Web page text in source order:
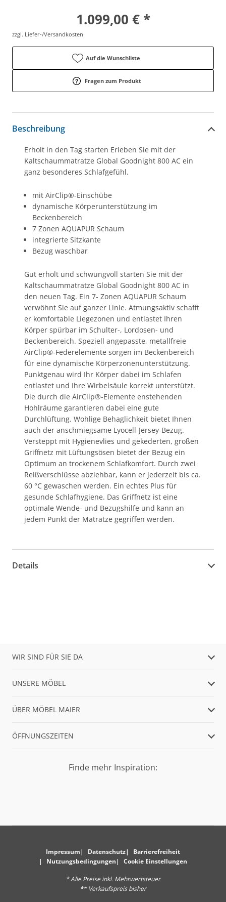
1.099,00 € *
zzgl. Liefer-/Versandkosten
Auf die Wunschliste
Fragen zum Produkt
Beschreibung
Erholt in den Tag starten Erleben Sie mit der
Kaltschaummatratze Global Goodnight 800 AC ein
ganz besonderes Schlafgefühl.
mit AirClip®-Einschübe
dynamische Körperunterstützung im
Beckenbereich
7 Zonen AQUAPUR Schaum
integrierte Sitzkante
Bezug waschbar
Gut erholt und schwungvoll starten Sie mit der
Kaltschaummatratze Global Goodnight 800 AC in
den neuen Tag. Ein 7- Zonen AQUAPUR Schaum
verwöhnt Sie auf ganzer Linie. Atmungsaktiv schafft
er komfortable Liegezonen und entlastet Ihren
Körper spürbar im Schulter-, Lordosen- und
Beckenbereich. Speziell angepasste, metallfreie
AirClip®-Federelemente sorgen im Beckenbereich
für eine dynamische Körperzonenunterstützung.
Punktgenau wird Ihr Körper dabei im Schlafen
entlastet und Ihre Wirbelsäule korrekt unterstützt.
Die durch die AirClip®-Elemente enstehenden
Hohlräume garantieren dabei eine gute
Durchlüftung. Wohlige Behaglichkeit bietet Ihnen
auch der anschmiegsame Lyocell-Jersey-Bezug.
Versteppt mit Hygienevlies und gekederten, großen
Griffnetz mit Lüftungsösen bietet der Bezug ein
Optimum an trockenem Schlafkomfort. Durch zwei
Reißverschlüsse abziehbar, kann er jederzeit bis ca.
60 °C gewaschen werden. Ein echtes Plus für
gesunde Schlafhygiene. Das Griffnetz ist eine
optimale Wende- und Bezugshilfe und kann an
jedem Punkt der Matratze gegriffen werden.
Details
WIR SIND FÜR SIE DA
UNSERE MÖBEL
ÜBER MÖBEL MAIER
ÖFFNUNGSZEITEN
Finde mehr Inspiration:
Impressum Datenschutz
Barrierefreiheit
Nutzungsbedingungen
Cookie Einstellungen
* Alle Preise inkl. Mehrwertsteuer
** Verkaufspreis bisher